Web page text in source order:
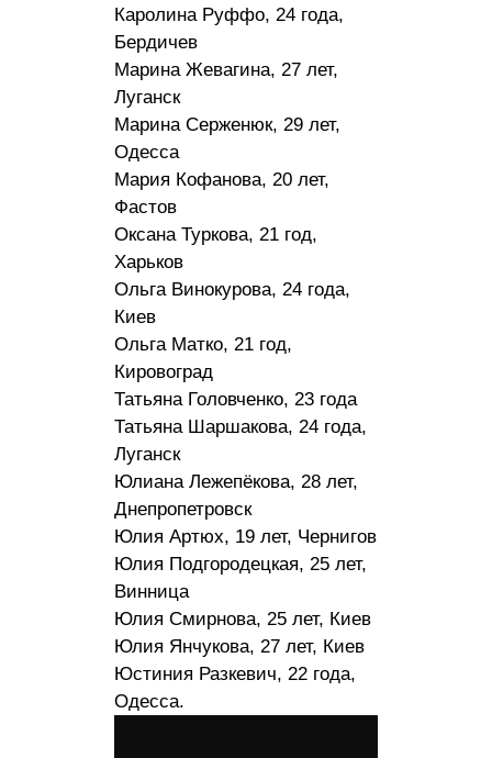
Каролина Руффо, 24 года,
Бердичев
Марина Жевагина, 27 лет,
Луганск
Марина Серженюк, 29 лет,
Одесса
Мария Кофанова, 20 лет,
Фастов
Оксана Туркова, 21 год,
Харьков
Ольга Винокурова, 24 года,
Киев
Ольга Матко, 21 год,
Кировоград
Татьяна Головченко, 23 года
Татьяна Шаршакова, 24 года,
Луганск
Юлиана Лежепёкова, 28 лет,
Днепропетровск
Юлия Артюх, 19 лет, Чернигов
Юлия Подгородецкая, 25 лет,
Винница
Юлия Смирнова, 25 лет, Киев
Юлия Янчукова, 27 лет, Киев
Юстиния Разкевич, 22 года,
Одесса.